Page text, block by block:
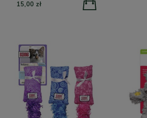
15,00 zł